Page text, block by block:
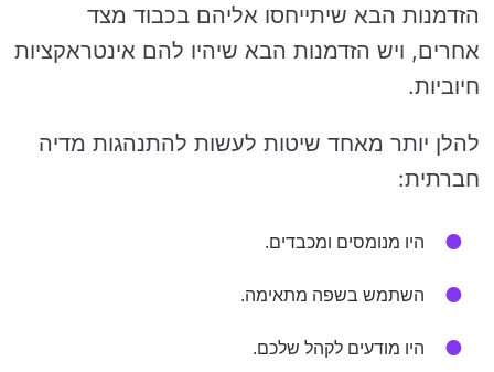
הזדמנות הבא שיתייחסו אליהם בכבוד מצד
אחרים, ויש הזדמנות הבא שיהיו להם אינטראקציות
חיוביות.
להלן יותר מאחד שיטות לעשות להתנהגות מדיה
חברתית:
היו מנומסים ומכבדים.
השתמש בשפה מתאימה.
היו מודעים לקהל שלכם.